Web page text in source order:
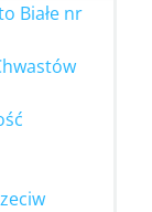
Białe nr